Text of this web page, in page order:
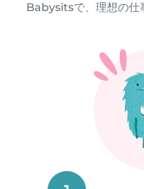
Babysitsで、理想の仕